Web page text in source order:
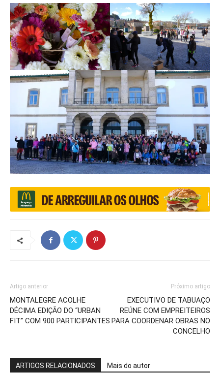
Artigo anterior
MONTALEGRE ACOLHE
DÉCIMA EDIÇÃO DO “URBAN
FIT” COM 900 PARTICIPANTES
Próximo artigo
EXECUTIVO DE TABUAÇO
REÚNE COM EMPREITEIROS
PARA COORDENAR OBRAS NO
CONCELHO
ARTIGOS RELACIONADOS Mais do autor